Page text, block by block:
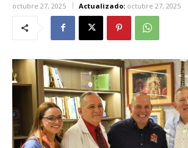
octubre 27, 2025 Actualizado: octubre 27, 2025